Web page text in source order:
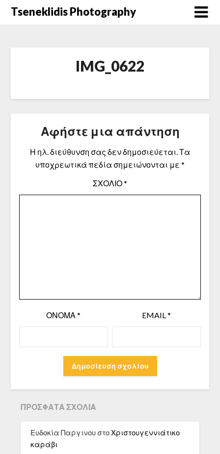
Μετάβαση
Tseneklidis Photography
IMG_0622
Αφήστε μια απάντηση
Η ηλ. διεύθυνση σας δεν δημοσιεύεται.Τα
υποχρεωτικά πεδία σημειώνονται με *
ΣΧΌΛΙΟ*
ΌΝΟΜΑ* EMAIL*
ΠΡΌΣΦΑΤΑ ΣΧΌΛΙΑ
Ευδοκία Παργινου στοΧριστουγεννιάτικο
καράβι